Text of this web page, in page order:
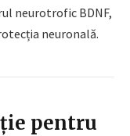
neurotrofic BDNF,
neuronală.
pentru